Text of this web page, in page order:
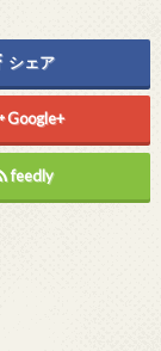
シェア
Google+
feedly